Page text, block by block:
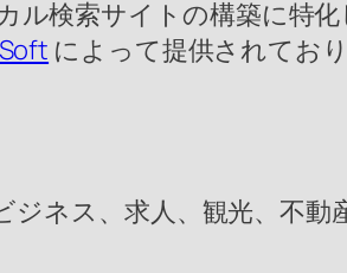
ル検索サイトの構築に特
によって提供されてお
ジネス、求人、観光、不動